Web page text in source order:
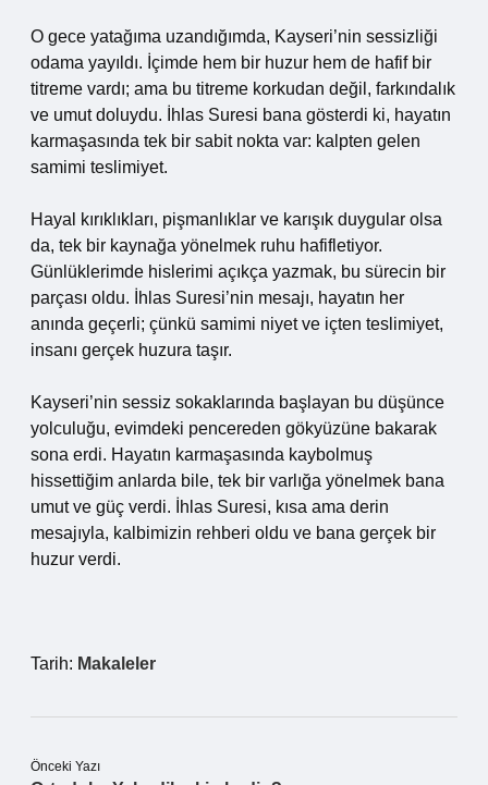
O gece yatağıma uzandığımda, Kayseri’nin sessizliği
odama yayıldı. İçimde hem bir huzur hem de hafif bir
titreme vardı; ama bu titreme korkudan değil, farkındalık
ve umut doluydu. İhlas Suresi bana gösterdi ki, hayatın
karmaşasında tek bir sabit nokta var: kalpten gelen
samimi teslimiyet.
Hayal kırıklıkları, pişmanlıklar ve karışık duygular olsa
da, tek bir kaynağa yönelmek ruhu hafifletiyor.
Günlüklerimde hislerimi açıkça yazmak, bu sürecin bir
parçası oldu. İhlas Suresi’nin mesajı, hayatın her
anında geçerli; çünkü samimi niyet ve içten teslimiyet,
insanı gerçek huzura taşır.
Kayseri’nin sessiz sokaklarında başlayan bu düşünce
yolculuğu, evimdeki pencereden gökyüzüne bakarak
sona erdi. Hayatın karmaşasında kaybolmuş
hissettiğim anlarda bile, tek bir varlığa yönelmek bana
umut ve güç verdi. İhlas Suresi, kısa ama derin
mesajıyla, kalbimizin rehberi oldu ve bana gerçek bir
huzur verdi.
Tarih: Makaleler
Önceki Yazı